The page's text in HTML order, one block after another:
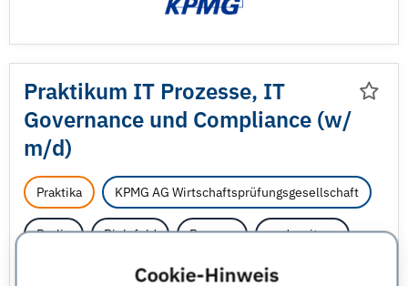
Cookie-Hinweis
Praktikum IT Prozesse, IT
Governance und Compliance (w/
m/d)
Praktika KPMG AG Wirtschaftsprüfungsgesellschaft
Berlin Bielefeld Bremen und weitere
Informatik - sonstige